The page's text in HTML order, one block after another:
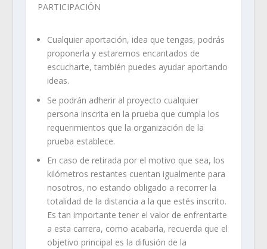
PARTICIPACIÓN
Cualquier aportación, idea que tengas, podrás
proponerla y estaremos encantados de
escucharte, también puedes ayudar aportando
ideas.
Se podrán adherir al proyecto cualquier
persona inscrita en la prueba que cumpla los
requerimientos que la organización de la
prueba establece.
En caso de retirada por el motivo que sea, los
kilómetros restantes cuentan igualmente para
nosotros, no estando obligado a recorrer la
totalidad de la distancia a la que estés inscrito.
Es tan importante tener el valor de enfrentarte
a esta carrera, como acabarla, recuerda que el
objetivo principal es la difusión de la